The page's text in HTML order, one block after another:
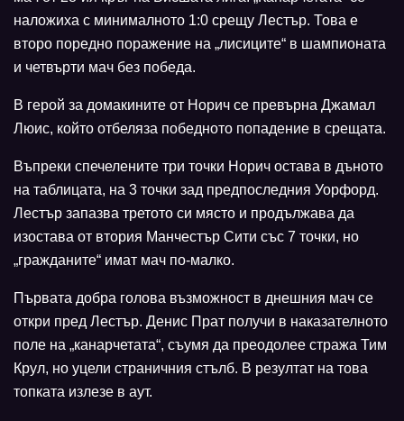
наложиха с минималното 1:0 срещу Лестър. Това е
второ поредно поражение на „лисиците“ в шампионата
и четвърти мач без победа.
В герой за домакините от Норич се превърна Джамал
Люис, който отбеляза победното попадение в срещата.
Въпреки спечелените три точки Норич остава в дъното
на таблицата, на 3 точки зад предпоследния Уорфорд.
Лестър запазва третото си място и продължава да
изостава от втория Манчестър Сити със 7 точки, но
„гражданите“ имат мач по-малко.
Първата добра голова възможност в днешния мач се
откри пред Лестър. Денис Прат получи в наказателното
поле на „канарчетата“, съумя да преодолее стража Тим
Крул, но уцели страничния стълб. В резултат на това
топката излезе в аут.